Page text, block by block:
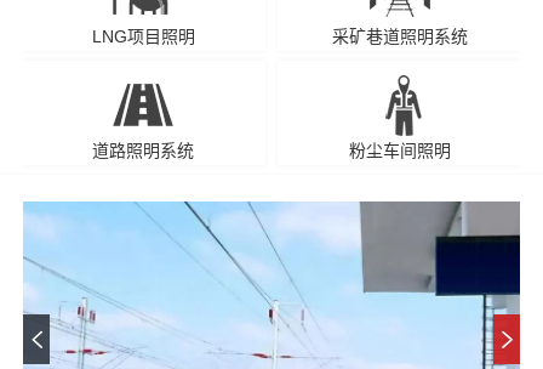
LNG项目照明 采矿巷道照明系统
道路照明系统 粉尘车间照明